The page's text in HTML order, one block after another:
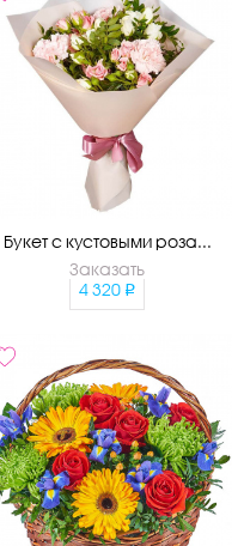
Букет с кустовыми роза...
Заказать
4 320